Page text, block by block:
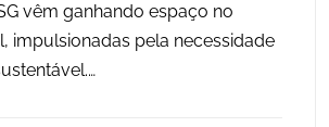
vêm ganhando espaço no
impulsionadas pela necessidade